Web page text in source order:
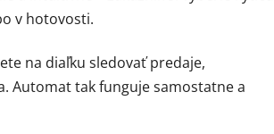
v hotovosti.
na diaľku sledovať predaje,
Automat tak funguje samostatne a